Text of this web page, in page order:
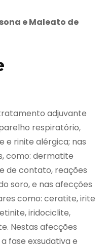
e Maleato de
tratamento adjuvante
respiratório,
e rinite alérgica; nas
como: dermatite
de contato, reações
soro, e nas afecções
como: ceratite, irite
iridociclite,
Nestas afecções
a fase exsudativa e